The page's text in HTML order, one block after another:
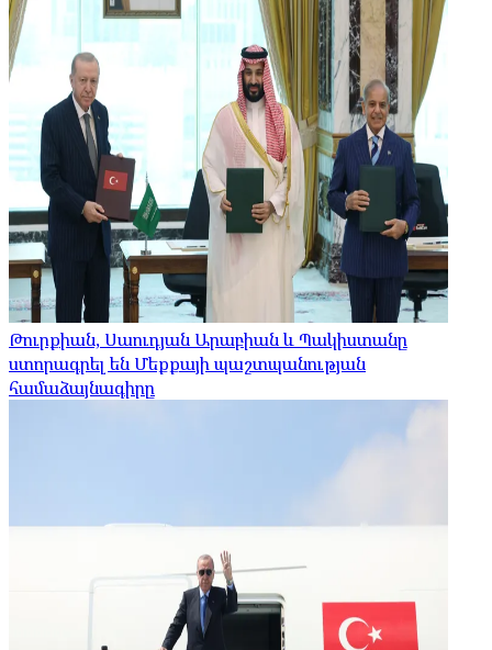
Թուրքիան, Սաուդյան Արաբիան և Պակիստանը
ստորագրել են Մեքքայի պաշտպանության
համաձայնագիրը